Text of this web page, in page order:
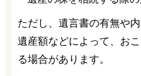
ただし、遺言書の有無や
遺産額などによって、お
る場合があります。